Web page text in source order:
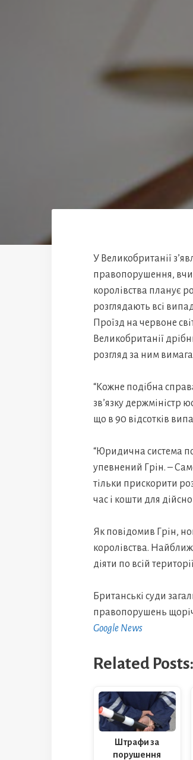
У Великобританії
правопорушення,
королівства планує
розглядають всі
Проїзд на червоне
Великобританії
розгляд за ним
“Кожне подібна
зв’язку держміністр
що в 90 відсотків
“Юридична система
упевнений Грін. –
тільки прискорити
час і кошти для
Як повідомив Грін,
королівства.
діяти по всій
Британські суди
правопорушень
Google News
Related Posts:
Штрафи за
порушення